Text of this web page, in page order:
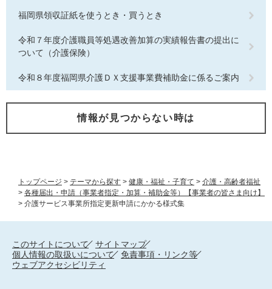
トップページ > テーマから探す > 健康・福祉・子育て > 介護・高齢者福祉
> 各種届出・申請（事業者指定・加算・補助金等）【事業者の皆さま向け】
> 介護サービス事業所指定更新申請にかかる様式集
福岡県領収証紙を使うとき・買うとき
令和７年度介護職員等処遇改善加算の実績報告書の提出に
ついて（介護保険）
令和８年度福岡県介護ＤＸ支援事業費補助金に係るご案内
情報が見つからない時は
このサイトについて
サイトマップ
個人情報の取扱いについて
免責事項・リンク等
ウェブアクセシビリティ